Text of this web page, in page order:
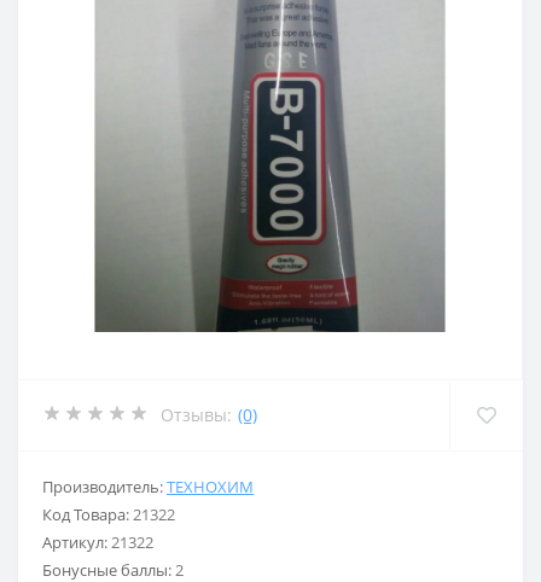
Отзывы: (0)
Производитель:ТЕХНОХИМ
Код Товара:21322
Артикул:21322
Бонусные баллы:2